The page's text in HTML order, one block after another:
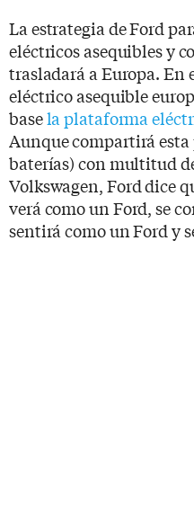
La estrategia de Ford
eléctricos asequibles y
trasladará a Europa. En
eléctrico asequible
basela plataforma
Aunque compartirá
baterías) con multitud
Volkswagen, Ford dice
verá como un Ford, se
sentirá como un Ford y